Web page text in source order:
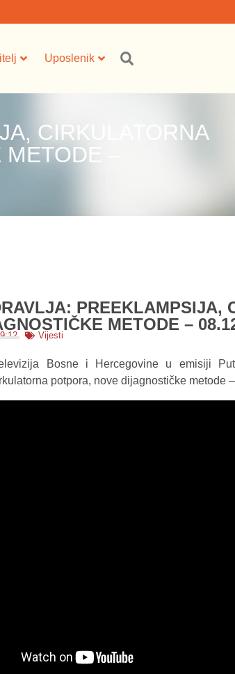
Uposlenik
CIRKULATORNA
–
PREEKLAMPSIJA,
METODE –
Vijesti
Bosne i Hercegovine u emisiji
potpora, nove dijagnostičke metode